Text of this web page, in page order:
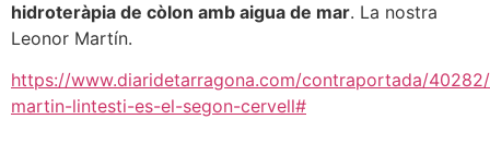
hidroteràpia de còlon amb aigua de mar. La nostra
Leonor Martín.
https://www.diaridetarragona.com/contraportada/
martin-lintesti-es-el-segon-cervell#